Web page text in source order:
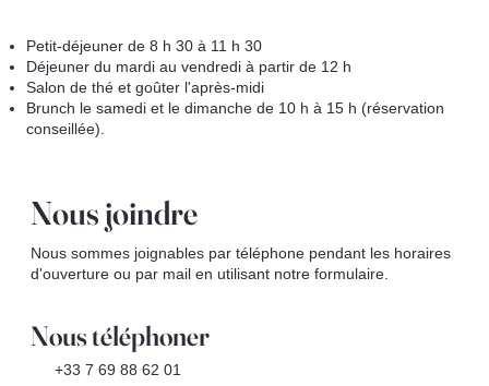
Petit-déjeuner de 8 h 30 à 11 h 30
Déjeuner du mardi au vendredi à partir de 12 h
Salon de thé et goûter l'après-midi
Brunch le samedi et le dimanche de 10 h à 15 h (réservation
conseillée).
Nous joindre
Nous sommes joignables par téléphone pendant les horaires
d'ouverture ou par mail en utilisant notre formulaire.
Nous téléphoner
+33 7 69 88 62 01